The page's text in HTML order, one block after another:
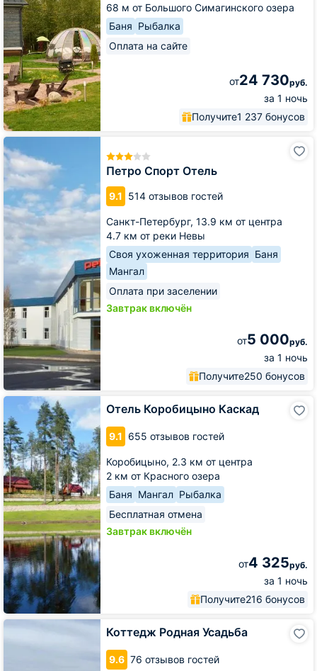
68 м от Большого Симагинского озера
Баня Рыбалка
Оплата на сайте
от24 730руб.
за 1 ночь
Получите1 237 бонусов
Петро Спорт Отель
9.1 514 отзывов гостей
Санкт-Петербург, 13.9 км от центра
4.7 км от реки Невы
Своя ухоженная территория Баня
Мангал
Оплата при заселении
Завтрак включён
от5 000руб.
за 1 ночь
Получите250 бонусов
Петро
Спорт
Отель
Отель Коробицыно Каскад
9.1 655 отзывов гостей
Коробицыно, 2.3 км от центра
2 км от Красного озера
Баня Мангал Рыбалка
Бесплатная отмена
Завтрак включён
от4 325руб.
за 1 ночь
Получите216 бонусов
Отель
Коробицыно
Каскад
Коттедж Родная Усадьба
9.6 76 отзывов гостей
Коттедж